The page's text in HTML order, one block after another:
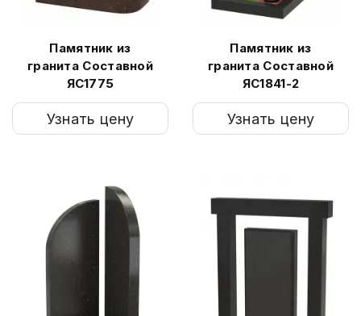
Памятник из
гранита Составной
ЯС1775
Узнать цену
Памятник из
гранита Составной
ЯС1841-2
Узнать цену